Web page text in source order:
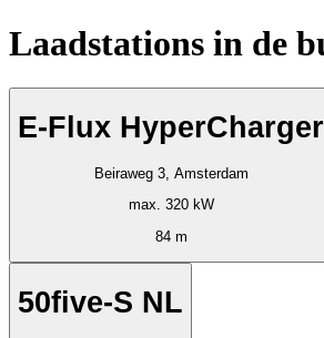
Laadstations in de
E-Flux HyperCharger
Beiraweg 3, Amsterdam
max. 320 kW
84 m
50five-S NL